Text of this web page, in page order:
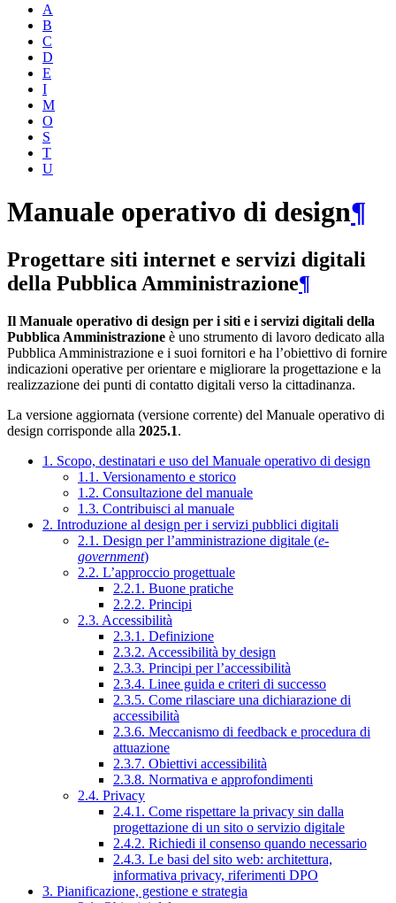
A
B
C
D
E
I
M
O
S
T
U
Manuale operativo di design¶
Progettare siti internet e servizi digitali
della Pubblica Amministrazione¶
Il Manuale operativo di design per i siti e i servizi digitali della
Pubblica Amministrazione è uno strumento di lavoro dedicato alla
Pubblica Amministrazione e i suoi fornitori e ha l’obiettivo di fornire
indicazioni operative per orientare e migliorare la progettazione e la
realizzazione dei punti di contatto digitali verso la cittadinanza.
La versione aggiornata (versione corrente) del Manuale operativo di
design corrisponde alla 2025.1.
1. Scopo, destinatari e uso del Manuale operativo di design
1.1. Versionamento e storico
1.2. Consultazione del manuale
1.3. Contribuisci al manuale
2. Introduzione al design per i servizi pubblici digitali
2.1. Design per l’amministrazione digitale (e-
government)
2.2. L’approccio progettuale
2.2.1. Buone pratiche
2.2.2. Principi
2.3. Accessibilità
2.3.1. Definizione
2.3.2. Accessibilità by design
2.3.3. Principi per l’accessibilità
2.3.4. Linee guida e criteri di successo
2.3.5. Come rilasciare una dichiarazione di
accessibilità
2.3.6. Meccanismo di feedback e procedura di
attuazione
2.3.7. Obiettivi accessibilità
2.3.8. Normativa e approfondimenti
2.4. Privacy
2.4.1. Come rispettare la privacy sin dalla
progettazione di un sito o servizio digitale
2.4.2. Richiedi il consenso quando necessario
2.4.3. Le basi del sito web: architettura,
informativa privacy, riferimenti DPO
3. Pianificazione, gestione e strategia